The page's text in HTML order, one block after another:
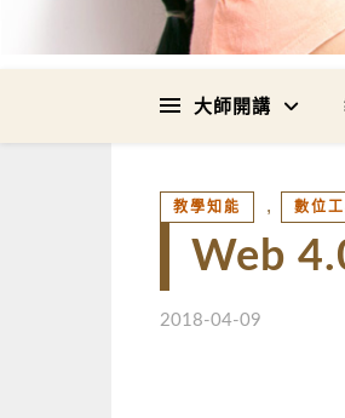
大師開講
教學知能 , 數位
Web
2018-04-09